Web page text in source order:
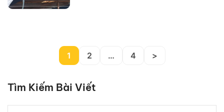
1 2 … 4 >
Tìm Kiếm Bài Viết